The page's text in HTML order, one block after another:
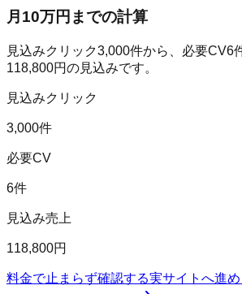
月10万円までの計算
見込みクリック3,000件から、必要CV6
118,800円の見込みです。
見込みクリック
3,000件
必要CV
6件
見込み売上
118,800円
料金で止まらず確認する実サイトへ進め